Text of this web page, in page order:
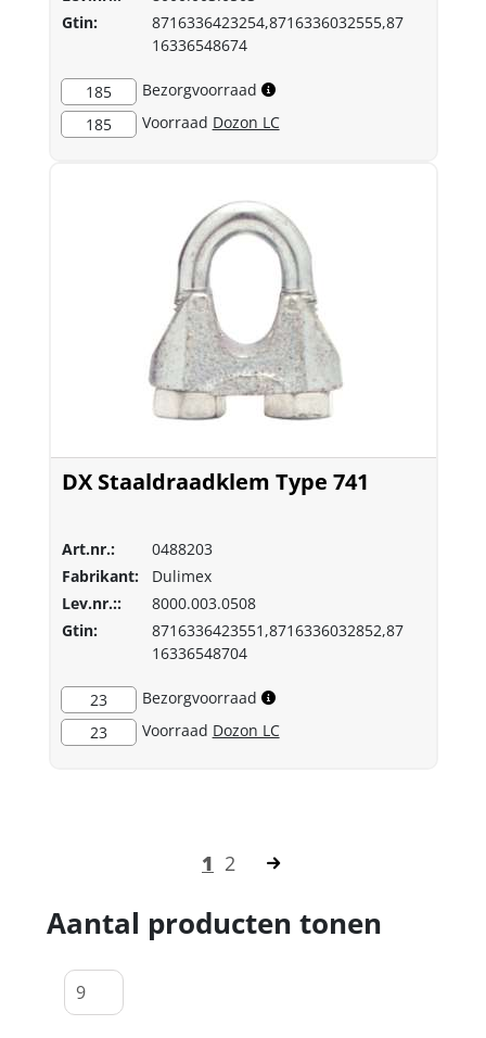
Gtin:
8716336423254,8716336032555,87
16336548674
185
Bezorgvoorraad
185
Voorraad Dozon LC
DX Staaldraadklem Type 741
Art.nr.:
0488203
Fabrikant:
Dulimex
Lev.nr.::
8000.003.0508
Gtin:
8716336423551,8716336032852,87
16336548704
23
Bezorgvoorraad
23
Voorraad Dozon LC
1 2
Aantal producten tonen